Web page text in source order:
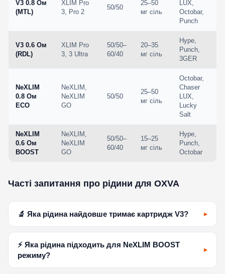
V3 0.8 Ом
(MTL)
XLIM Pro
3, Pro 2
50/50
25–50
мг сіль
LUX,
Octobar,
Punch
V3 0.6 Ом
(RDL)
XLIM Pro
3, 3 Ultra
50/50–
60/40
20–35
мг сіль
Hype,
Punch,
3GER
NeXLIM
0.8 Ом
ECO
NeXLIM,
NeXLIM
GO
50/50
25–50
мг сіль
Octobar,
Chaser
LUX,
Lucky
Salt
NeXLIM
0.6 Ом
BOOST
NeXLIM,
NeXLIM
GO
50/50–
60/40
15–25
мг сіль
Hype,
Punch,
Octobar
Часті запитання про рідини для OXVA
🔬 Яка рідина найдовше тримає картридж V3?
⚡ Яка рідина підходить для NeXLIM BOOST
режиму?